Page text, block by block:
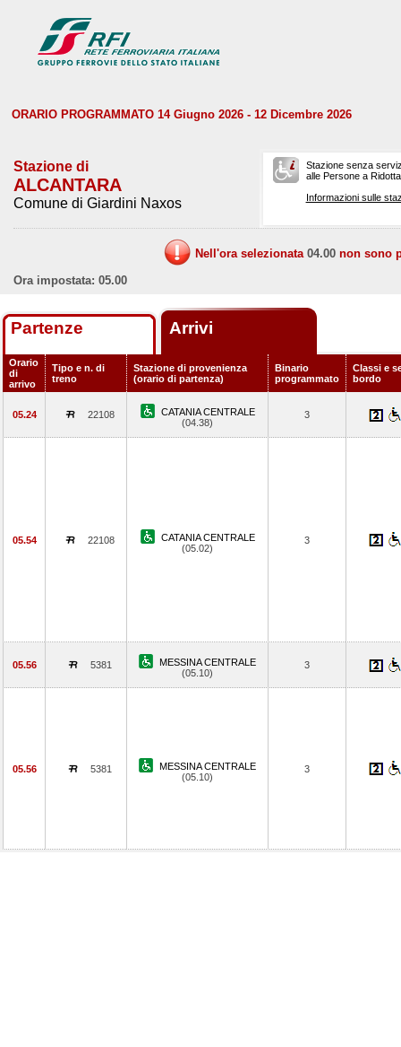
ORARIO PROGRAMMATO 14 Giugno 2026 - 12 Dicembre 2026
Stazione di
ALCANTARA
Comune di Giardini Naxos
Stazione senza
alle Persone a
Informazioni sulle
Nell'ora selezionata 04.00 non sono
Ora impostata: 05.00
Partenze Arrivi
Orario
di
arrivo
Tipo e n. di
treno
Stazione di provenienza
(orario di partenza)
Binario
programmato
Classi e
bordo
05.24 22108
CATANIA CENTRALE
(04.38)
3
05.54 22108
CATANIA CENTRALE
(05.02)
3
05.56 5381
MESSINA CENTRALE
(05.10)
3
05.56 5381
MESSINA CENTRALE
(05.10)
3